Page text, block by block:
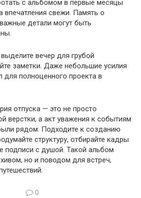
с альбомом в первые месяцы
впечатления свежи. Память о
детали могут быть
вечер для грубой
заметки. Даже небольшие усилия
для полноценного проекта в
отпуска — это не просто
верстки, а акт уважения к событиям
рядом. Подходите к созданию
структуру, отбирайте кадры
подписи с душой. Такой альбом
но и поводом для встреч,
0